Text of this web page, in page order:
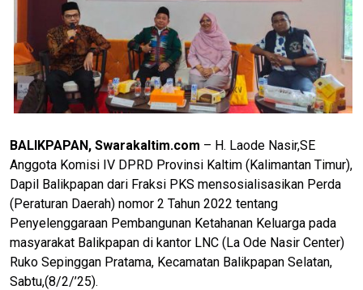
BALIKPAPAN, Swarakaltim.com – H. Laode Nasir,SE
Anggota Komisi IV DPRD Provinsi Kaltim (Kalimantan Timur),
Dapil Balikpapan dari Fraksi PKS mensosialisasikan Perda
(Peraturan Daerah) nomor 2 Tahun 2022 tentang
Penyelenggaraan Pembangunan Ketahanan Keluarga pada
masyarakat Balikpapan di kantor LNC (La Ode Nasir Center)
Ruko Sepinggan Pratama, Kecamatan Balikpapan Selatan,
Sabtu,(8/2/’25).